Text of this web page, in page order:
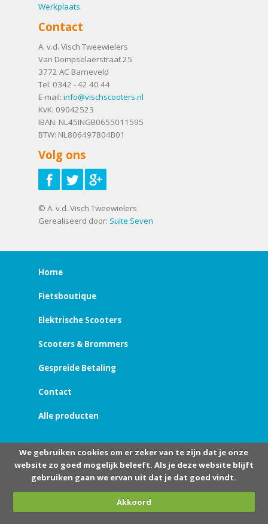
Werkplaats
Contact
A. v.d. Visch Tweewielers
Van Dompselaerstraat 25
3772 AC Barneveld
Tel: 0342 - 42 40 44
E-mail: info@vischscooters.nl
KvK: 09042523
IBAN: NL45INGB0655011595
BTW: NL806497804B01
Volg ons
© A. v.d. Visch Tweewielers
Gerealiseerd door: Suite Seven
Home
Fietsboutique
Elektrische Scooters
Scooters & Brommers
Gespreide Betaling
Contact
Alle producten
We gebruiken cookies om er zeker van te zijn dat je onze
website zo goed mogelijk beleeft. Als je deze website blijft
gebruiken gaan we ervan uit dat je dat goed vindt.
Akkoord